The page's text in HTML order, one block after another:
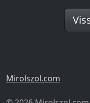
Mirolszol.com